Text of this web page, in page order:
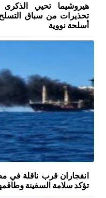
تحذيرات من سباق التسلح
أسلحة نووية
انفجاران قرب ناقلة في
تؤكد سلامة السفينة